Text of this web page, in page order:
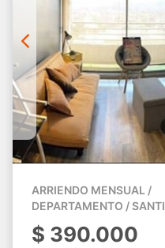
ARRIENDO MENSUAL /
DEPARTAMENTO /
$ 390.000